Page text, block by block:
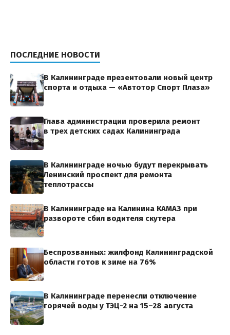
ПОСЛЕДНИЕ НОВОСТИ
В Калининграде презентовали новый центр
спорта и отдыха — «Автотор Спорт Плаза»
Глава администрации проверила ремонт
в трех детских садах Калининграда
В Калининграде ночью будут перекрывать
Ленинский проспект для ремонта
теплотрассы
В Калининграде на Калинина КАМАЗ при
развороте сбил водителя скутера
Беспрозванных: жилфонд Калининградской
области готов к зиме на 76%
В Калининграде перенесли отключение
горячей воды у ТЭЦ-2 на 15–28 августа